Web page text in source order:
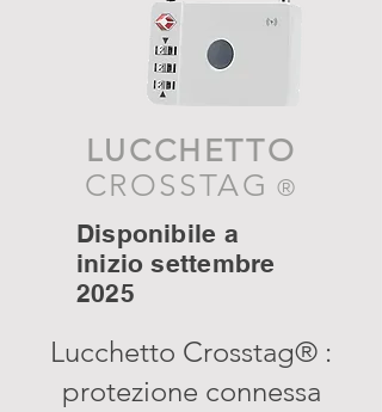
LUCCHETTO
CROSSTAG ®
Disponibile a
inizio settembre
2025
Lucchetto Crosstag® :
protezione connessa